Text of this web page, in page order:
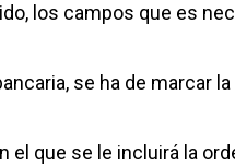
los campos que es
se ha de marcar
que se le incluirá la